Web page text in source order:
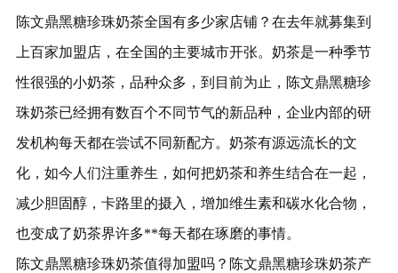
陈文鼎黑糖珍珠奶茶全国有多少家店铺？在去年就募集到
上百家加盟店，在全国的主要城市开张。奶茶是一种季节
性很强的小奶茶，品种众多，到目前为止，陈文鼎黑糖珍
珠奶茶已经拥有数百个不同节气的新品种，企业内部的研
发机构每天都在尝试不同新配方。奶茶有源远流长的文
化，如今人们注重养生，如何把奶茶和养生结合在一起，
减少胆固醇，卡路里的摄入，增加维生素和碳水化合物，
也变成了奶茶界许多**每天都在琢磨的事情。
陈文鼎黑糖珍珠奶茶值得加盟吗？陈文鼎黑糖珍珠奶茶产